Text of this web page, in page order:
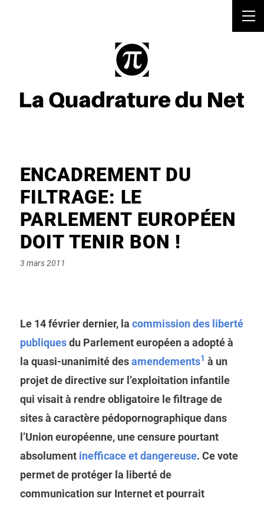
ENCADREMENT DU
FILTRAGE: LE
PARLEMENT EUROPÉEN
DOIT TENIR BON !
Posted
3 mars 2011
Le 14 février dernier, la commission des liberté
publiquesdu Parlement européen a adopté à
la quasi-unanimité desamendements1 à un
projet de directive sur l’exploitation infantile
qui visait à rendre obligatoire le filtrage de
sites à caractère pédopornographique dans
l’Union européenne, une censure pourtant
absolumentinefficace et dangereuse. Ce vote
permet de protéger la liberté de
communication sur Internet et pourrait